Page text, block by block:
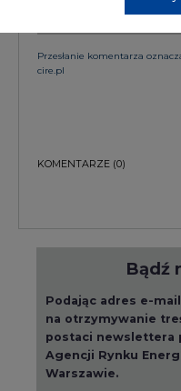
Przesłanie komentarza
cire.pl
KOMENTARZE (0)
Bądź
Podając adres e-
na otrzymywanie
postaci newslettera
Agencji Rynku
Warszawie.